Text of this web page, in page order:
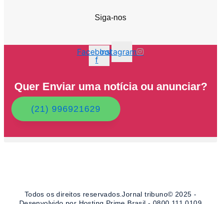
Siga-nos
Facebook-
f
Instagram
Quer Enviar uma notícia ou anunciar?
(21) 996921629
Todos os direitos reservados.Jornal tribuno© 2025 -